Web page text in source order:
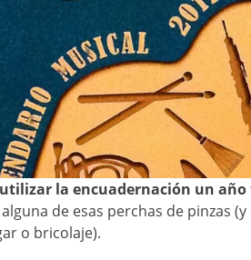
la encuadernación un
de esas perchas de pinzas
o bricolaje).